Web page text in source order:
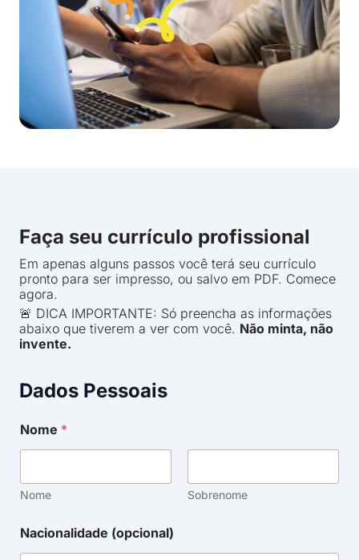
Faça seu currículo profissional
Em apenas alguns passos você terá seu currículo
pronto para ser impresso, ou salvo em PDF. Comece
agora.
🚨 DICA IMPORTANTE: Só preencha as informações
abaixo que tiverem a ver com você. Não minta, não
invente.
Dados Pessoais
Nome *
Nome Sobrenome
Nacionalidade (opcional)